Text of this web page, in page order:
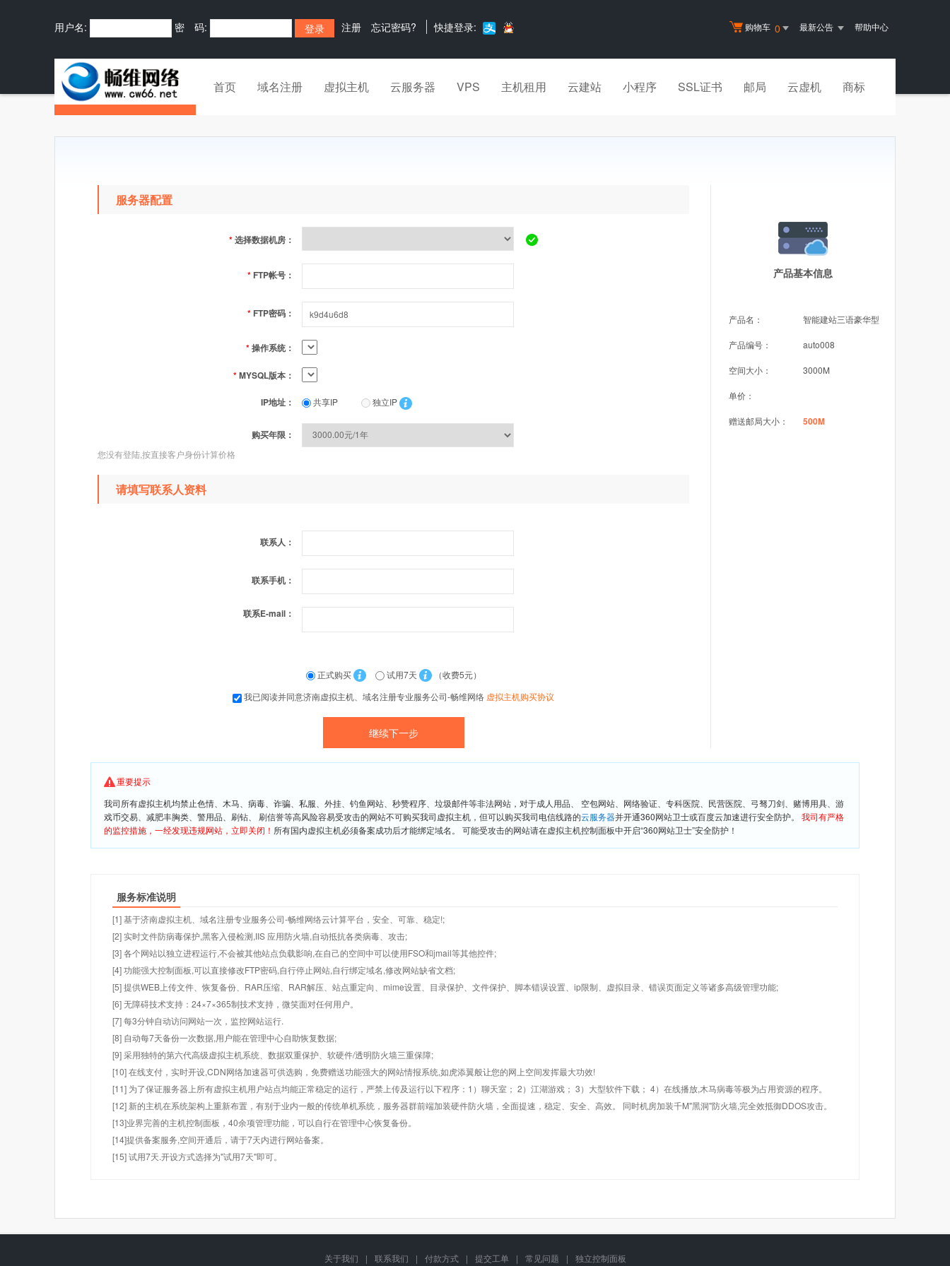
购物车 0 最新公告 帮助中心
用户名: 密 码: 注册 忘记密码? 快捷登录:
首页 域名注册 虚拟主机 云服务器 VPS 主机租用 云建站 小程序 SSL证书 邮局 云虚机 商标
产品基本信息
产品名： 智能建站三语豪华型
产品编号： auto008
空间大小： 3000M
单价：
赠送邮局大小： 500M
服务器配置
*选择数据机房：
* FTP帐号：
* FTP密码：
*操作系统：
*MYSQL版本：
IP地址： 共享IP 独立IP
购买年限：
您没有登陆,按直接客户身份计算价格
请填写联系人资料
联系人：
联系手机：
联系E-mail：
正式购买 试用7天
（收费5元）
我已阅读并同意济南虚拟主机、域名注册专业服务公司-畅维网络 虚拟主机购买协议
重要提示
我司所有虚拟主机均禁止色情、木马、病毒、诈骗、私服、外挂、钓鱼网站、秒赞程序、垃圾邮件等非法网站，对于成人用品、 空包网站、网络验证、专科医院、民营医院、弓驽刀剑、赌博用具、游
戏币交易、减肥丰胸类、警用品、刷钻、 刷信誉等高风险容易受攻击的网站不可购买我司虚拟主机，但可以购买我司电信线路的云服务器并开通360网站卫士或百度云加速进行安全防护。 我司有严格
的监控措施，一经发现违规网站，立即关闭！ 所有国内虚拟主机必须备案成功后才能绑定域名。 可能受攻击的网站请在虚拟主机控制面板中开启“360网站卫士”安全防护！
服务标准说明
[1] 基于济南虚拟主机、域名注册专业服务公司-畅维网络云计算平台，安全、可靠、稳定!;
[2] 实时文件防病毒保护,黑客入侵检测,IIS 应用防火墙,自动抵抗各类病毒、攻击;
[3] 各个网站以独立进程运行,不会被其他站点负载影响,在自己的空间中可以使用FSO和jmail等其他控件;
[4] 功能强大控制面板,可以直接修改FTP密码,自行停止网站,自行绑定域名,修改网站缺省文档;
[5] 提供WEB上传文件、恢复备份、RAR压缩、RAR解压、站点重定向、mime设置、目录保护、文件保护、脚本错误设置、ip限制、虚拟目录、错误页面定义等诸多高级管理功能;
[6] 无障碍技术支持：24×7×365制技术支持，微笑面对任何用户。
[7] 每3分钟自动访问网站一次，监控网站运行.
[8] 自动每7天备份一次数据,用户能在管理中心自助恢复数据;
[9] 采用独特的第六代高级虚拟主机系统、数据双重保护、软硬件/透明防火墙三重保障;
[10] 在线支付，实时开设,CDN网络加速器可供选购，免费赠送功能强大的网站情报系统,如虎添翼般让您的网上空间发挥最大功效!
[11] 为了保证服务器上所有虚拟主机用户站点均能正常稳定的运行，严禁上传及运行以下程序：1）聊天室； 2）江湖游戏； 3）大型软件下载； 4）在线播放,木马病毒等极为占用资源的程序。
[12] 新的主机在系统架构上重新布置，有别于业内一般的传统单机系统，服务器群前端加装硬件防火墙，全面提速，稳定、安全、高效。 同时机房加装千M"黑洞"防火墙,完全效抵御DDOS攻击。
[13]业界完善的主机控制面板，40余项管理功能，可以自行在管理中心恢复备份。
[14]提供备案服务,空间开通后，请于7天内进行网站备案。
[15] 试用7天.开设方式选择为"试用7天"即可。
关于我们 | 联系我们 | 付款方式 | 提交工单 | 常见问题 | 独立控制面板